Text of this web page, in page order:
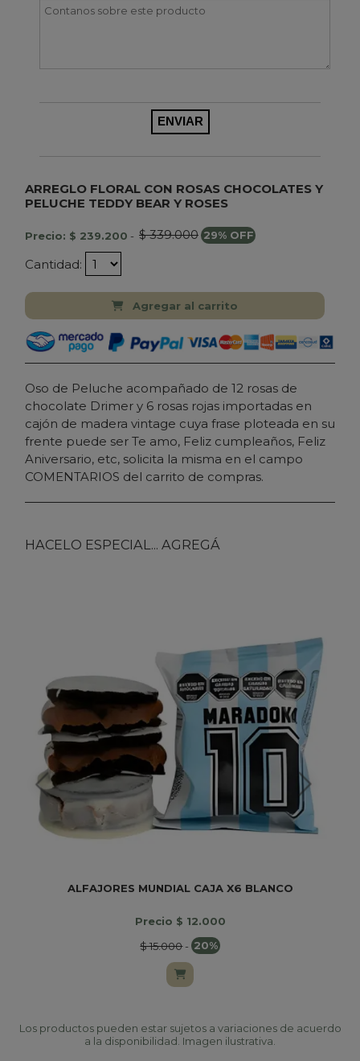
ARREGLO FLORAL CON ROSAS CHOCOLATES Y
PELUCHE TEDDY BEAR Y ROSES
Precio: $ 239.200 - $ 339.000 29% OFF
Cantidad:
Agregar al carrito
Oso de Peluche acompañado de 12 rosas de
chocolate Drimer y 6 rosas rojas importadas en
cajón de madera vintage cuya frase ploteada en su
frente puede ser Te amo, Feliz cumpleaños, Feliz
Aniversario, etc, solicita la misma en el campo
COMENTARIOS del carrito de compras.
HACELO ESPECIAL... AGREGÁ
ALFAJORES MUNDIAL CAJA X6 BLANCO
Precio $ 12.000
$ 15.000- 20%
Los productos pueden estar sujetos a variaciones de acuerdo
a la disponibilidad. Imagen ilustrativa.